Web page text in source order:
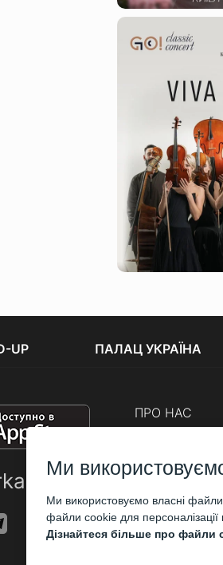
UP ПАЛАЦ УКРАЇНА
ПРО НАС
Ми
Ми використовуємо власні
файли cookie для персоналізації
Дізнайтеся більше про файли